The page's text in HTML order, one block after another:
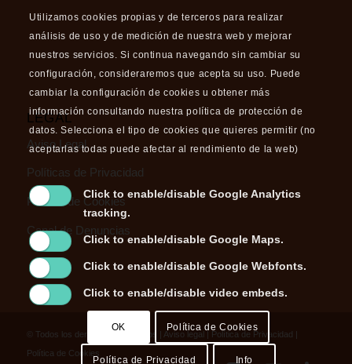
LEGAL
Aviso Legal
Políticas de Privacidad
Política de Cookies
Canal de Denuncias
© Todos los derechos reservados | Aviso legal | Política de Privacidad |
Política de Cookies
Utilizamos cookies propias y de terceros para realizar
análisis de uso y de medición de nuestra web y mejorar
nuestros servicios. Si continua navegando sin cambiar su
configuración, consideraremos que acepta su uso. Puede
cambiar la configuración de cookies u obtener más
información consultando nuestra política de protección de
datos. Selecciona el tipo de cookies que quieres permitir (no
aceptarlas todas puede afectar al rendimiento de la web)
Click to enable/disable Google Analytics
tracking.
Click to enable/disable Google Maps.
Click to enable/disable Google Webfonts.
Click to enable/disable video embeds.
OK Política de Cookies
Política de Privacidad Info